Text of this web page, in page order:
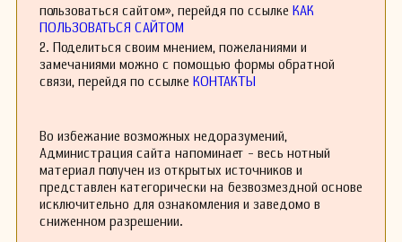
пользоваться сайтом», перейдя по ссылке КАК
ПОЛЬЗОВАТЬСЯ САЙТОМ
2. Поделиться своим мнением, пожеланиями и
замечаниями можно с помощью формы обратной
связи, перейдя по ссылке КОНТАКТЫ
Во избежание возможных недоразумений,
Администрация сайта напоминает - весь нотный
материал получен из открытых источников и
представлен категорически на безвозмездной основе
исключительно для ознакомления и заведомо в
сниженном разрешении.